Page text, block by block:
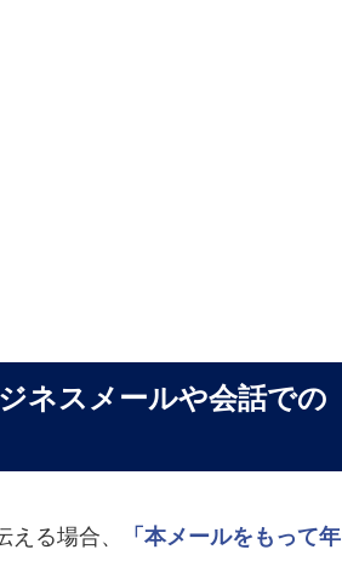
ネスメールや会話での
る場合、
「本メールをもって年